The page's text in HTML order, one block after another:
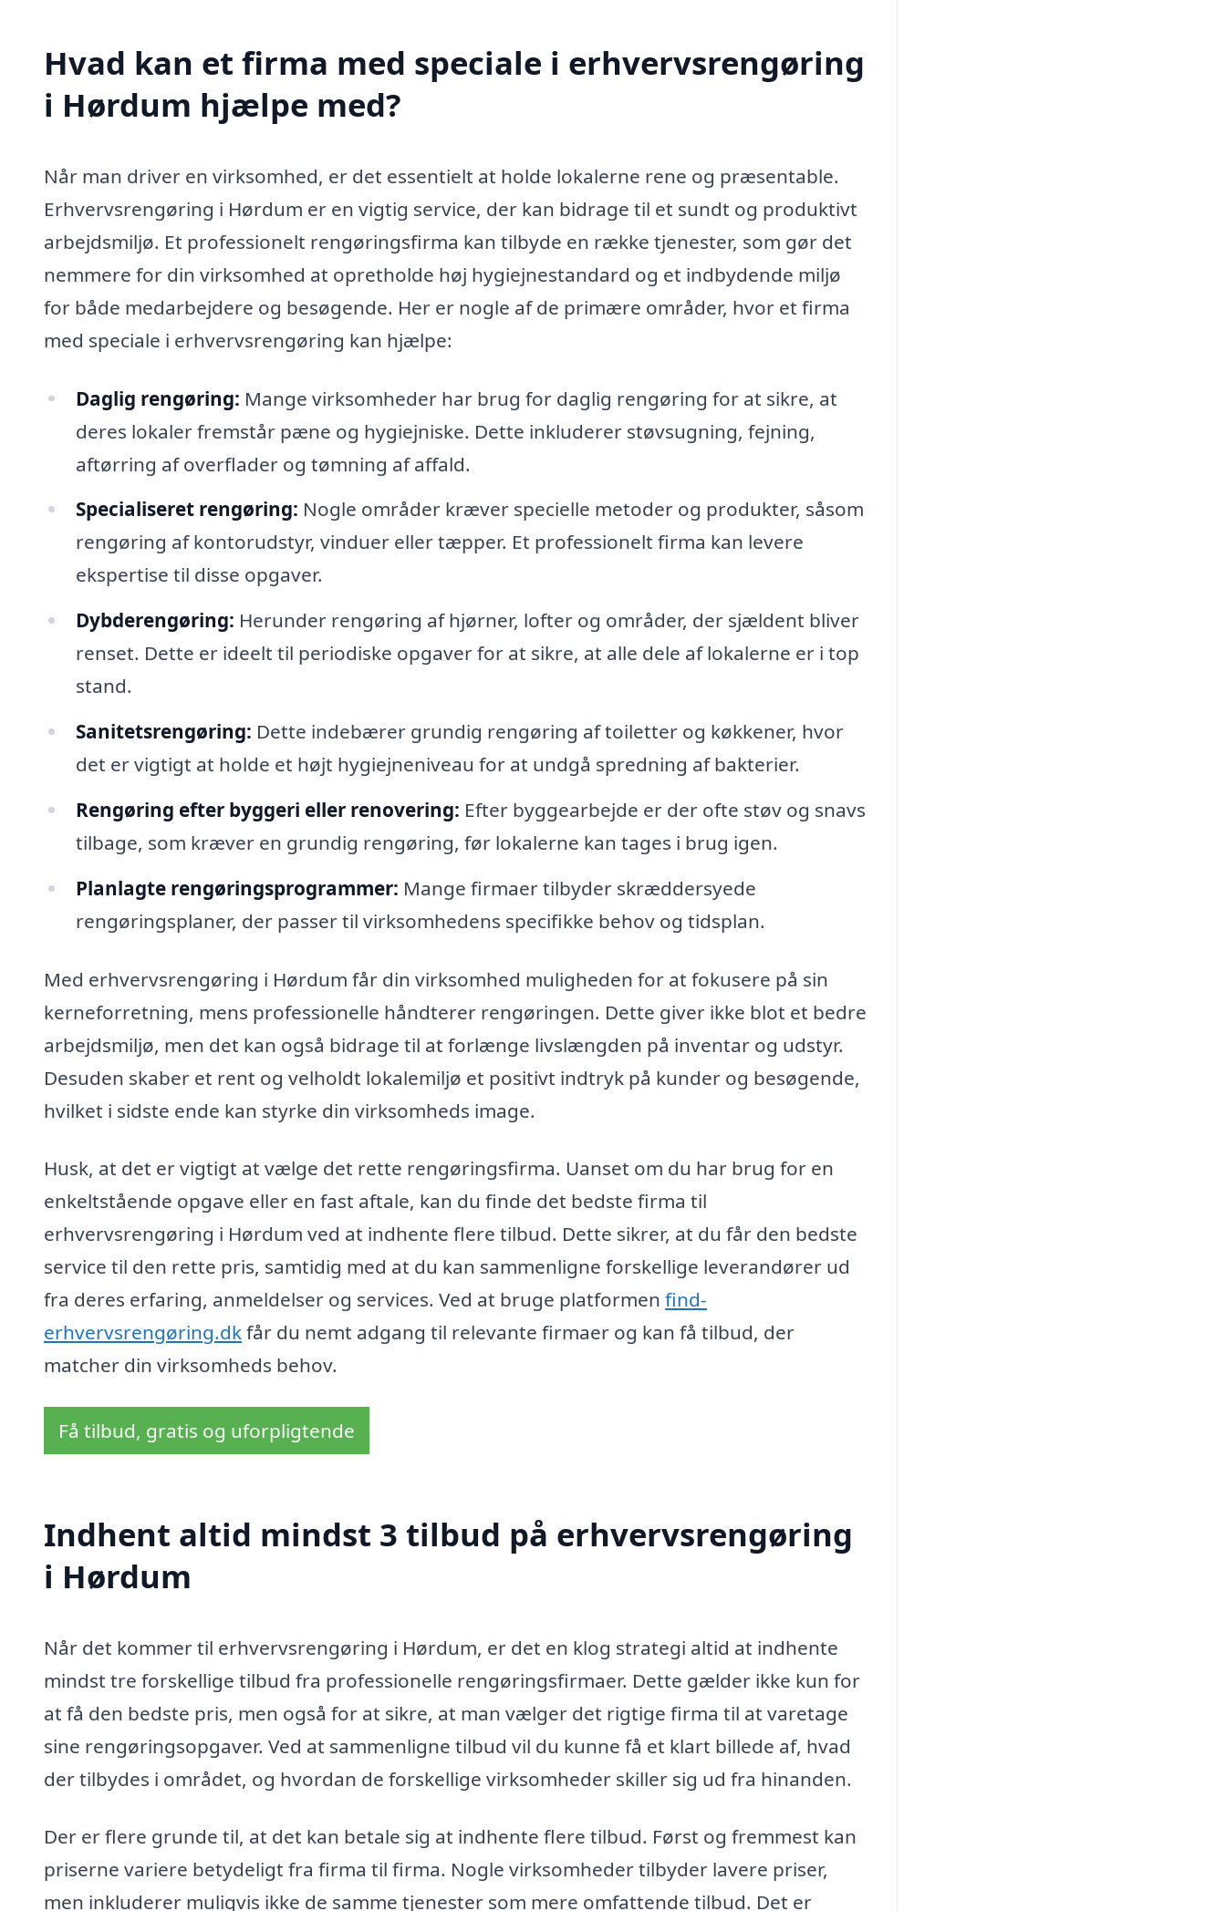
Hvad kan et firma med speciale i erhvervsrengøring
i Hørdum hjælpe med?
Når man driver en virksomhed, er det essentielt at holde lokalerne rene og præsentable.
Erhvervsrengøring i Hørdum er en vigtig service, der kan bidrage til et sundt og produktivt
arbejdsmiljø. Et professionelt rengøringsfirma kan tilbyde en række tjenester, som gør det
nemmere for din virksomhed at opretholde høj hygiejnestandard og et indbydende miljø
for både medarbejdere og besøgende. Her er nogle af de primære områder, hvor et firma
med speciale i erhvervsrengøring kan hjælpe:
Daglig rengøring: Mange virksomheder har brug for daglig rengøring for at sikre, at
deres lokaler fremstår pæne og hygiejniske. Dette inkluderer støvsugning, fejning,
aftørring af overflader og tømning af affald.
Specialiseret rengøring: Nogle områder kræver specielle metoder og produkter, såsom
rengøring af kontorudstyr, vinduer eller tæpper. Et professionelt firma kan levere
ekspertise til disse opgaver.
Dybderengøring: Herunder rengøring af hjørner, lofter og områder, der sjældent bliver
renset. Dette er ideelt til periodiske opgaver for at sikre, at alle dele af lokalerne er i top
stand.
Sanitetsrengøring: Dette indebærer grundig rengøring af toiletter og køkkener, hvor
det er vigtigt at holde et højt hygiejneniveau for at undgå spredning af bakterier.
Rengøring efter byggeri eller renovering: Efter byggearbejde er der ofte støv og snavs
tilbage, som kræver en grundig rengøring, før lokalerne kan tages i brug igen.
Planlagte rengøringsprogrammer: Mange firmaer tilbyder skræddersyede
rengøringsplaner, der passer til virksomhedens specifikke behov og tidsplan.
Med erhvervsrengøring i Hørdum får din virksomhed muligheden for at fokusere på sin
kerneforretning, mens professionelle håndterer rengøringen. Dette giver ikke blot et bedre
arbejdsmiljø, men det kan også bidrage til at forlænge livslængden på inventar og udstyr.
Desuden skaber et rent og velholdt lokalemiljø et positivt indtryk på kunder og besøgende,
hvilket i sidste ende kan styrke din virksomheds image.
Husk, at det er vigtigt at vælge det rette rengøringsfirma. Uanset om du har brug for en
enkeltstående opgave eller en fast aftale, kan du finde det bedste firma til
erhvervsrengøring i Hørdum ved at indhente flere tilbud. Dette sikrer, at du får den bedste
service til den rette pris, samtidig med at du kan sammenligne forskellige leverandører ud
fra deres erfaring, anmeldelser og services. Ved at bruge platformen find-
erhvervsrengøring.dkfår du nemt adgang til relevante firmaer og kan få tilbud, der
matcher din virksomheds behov.
Få tilbud, gratis og uforpligtende
Indhent altid mindst 3 tilbud på erhvervsrengøring
i Hørdum
Når det kommer til erhvervsrengøring i Hørdum, er det en klog strategi altid at indhente
mindst tre forskellige tilbud fra professionelle rengøringsfirmaer. Dette gælder ikke kun for
at få den bedste pris, men også for at sikre, at man vælger det rigtige firma til at varetage
sine rengøringsopgaver. Ved at sammenligne tilbud vil du kunne få et klart billede af, hvad
der tilbydes i området, og hvordan de forskellige virksomheder skiller sig ud fra hinanden.
Der er flere grunde til, at det kan betale sig at indhente flere tilbud. Først og fremmest kan
priserne variere betydeligt fra firma til firma. Nogle virksomheder tilbyder lavere priser,
men inkluderer muligvis ikke de samme tjenester som mere omfattende tilbud. Det er